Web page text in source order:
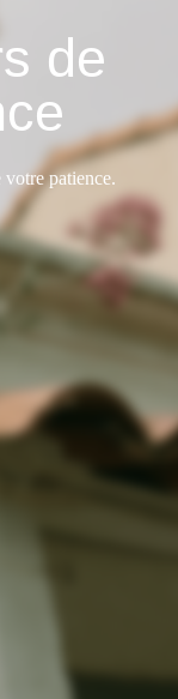
de
patience.